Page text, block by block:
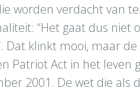
worden verdacht van
“Het gaat dus niet
Dat klinkt mooi, maar
Patriot Act in het leven
2001. De wet die als